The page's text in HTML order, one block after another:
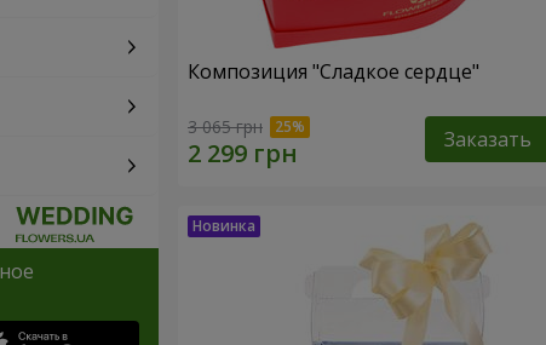
Композиция "Сладкое сердце"
3 065 грн Заказать